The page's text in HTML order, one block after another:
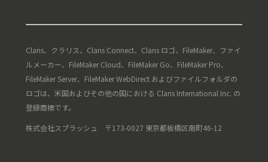
Claris、クラリス、Claris Connect、Claris ロゴ、FileMaker、ファイ
ルメーカー、FileMaker Cloud、FileMaker Go、FileMaker Pro、
FileMaker Server、FileMaker WebDirect およびファイルフォルダの
ロゴは、米国およびその他の国における Claris International Inc. の
登録商標です。
株式会社スプラッシュ 〒173-0027 東京都板橋区南町46-12